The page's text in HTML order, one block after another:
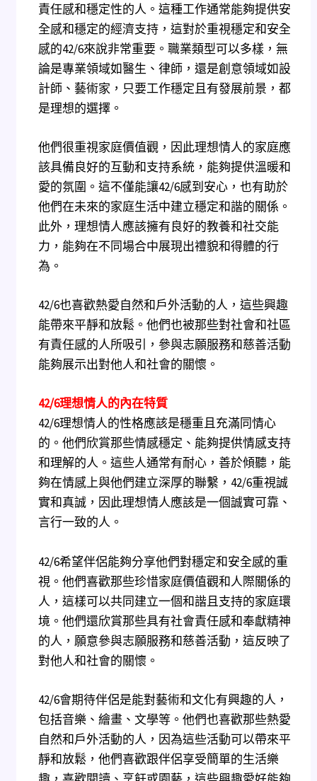
責任感和穩定性的人。這種工作通常能夠提供安
全感和穩定的經濟支持，這對於重視穩定和安全
感的42/6來說非常重要。職業類型可以多樣，無
論是專業領域如醫生、律師，還是創意領域如設
計師、藝術家，只要工作穩定且有發展前景，都
是理想的選擇。
他們很重視家庭價值觀，因此理想情人的家庭應
該具備良好的互動和支持系統，能夠提供溫暖和
愛的氛圍。這不僅能讓42/6感到安心，也有助於
他們在未來的家庭生活中建立穩定和諧的關係。
此外，理想情人應該擁有良好的教養和社交能
力，能夠在不同場合中展現出禮貌和得體的行
為。
42/6也喜歡熱愛自然和戶外活動的人，這些興趣
能帶來平靜和放鬆。他們也被那些對社會和社區
有責任感的人所吸引，參與志願服務和慈善活動
能夠展示出對他人和社會的關懷。
42/6理想情人的內在特質
42/6理想情人的性格應該是穩重且充滿同情心
的。他們欣賞那些情感穩定、能夠提供情感支持
和理解的人。這些人通常有耐心，善於傾聽，能
夠在情感上與他們建立深厚的聯繫，42/6重視誠
實和真誠，因此理想情人應該是一個誠實可靠、
言行一致的人。
42/6希望伴侶能夠分享他們對穩定和安全感的重
視。他們喜歡那些珍惜家庭價值觀和人際關係的
人，這樣可以共同建立一個和諧且支持的家庭環
境。他們還欣賞那些具有社會責任感和奉獻精神
的人，願意參與志願服務和慈善活動，這反映了
對他人和社會的關懷。
42/6會期待伴侶是能對藝術和文化有興趣的人，
包括音樂、繪畫、文學等。他們也喜歡那些熱愛
自然和戶外活動的人，因為這些活動可以帶來平
靜和放鬆，他們喜歡跟伴侶享受簡單的生活樂